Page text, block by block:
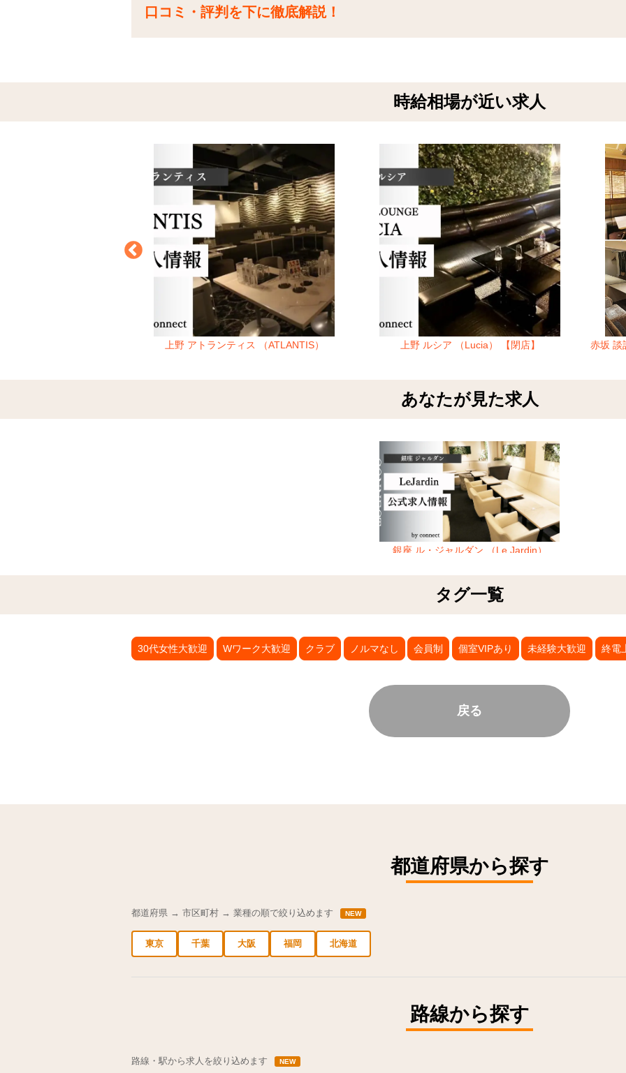
口コミ・評判を下に徹底解説！
時給相場が近い求人
上野 アトランティス （ATLANTIS） 上野 ルシア （Lucia） 【閉店】 赤坂 談
あなたが見た求人
銀座 ル・ジャルダン （Le Jardin）
タグ一覧
30代女性大歓迎 Wワーク大歓迎 クラブ ノルマなし 会員制 個室VIPあり 未経験大歓迎 終電
戻る
都道府県から探す
都道府県 → 市区町村 → 業種の順で絞り込めます NEW
東京 千葉 大阪 福岡 北海道
路線から探す
路線・駅から求人を絞り込めます NEW